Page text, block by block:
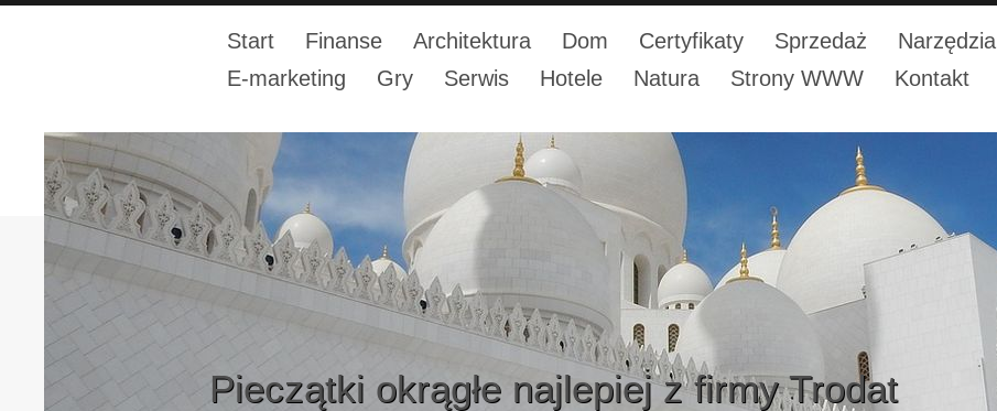
Start Finanse Architektura Dom Certyfikaty Sprzedaż Narzędzia
E-marketing
Gry Serwis Hotele Natura Strony WWW Kontakt
Pieczątki okrągłe najlepiej z firmy Trodat